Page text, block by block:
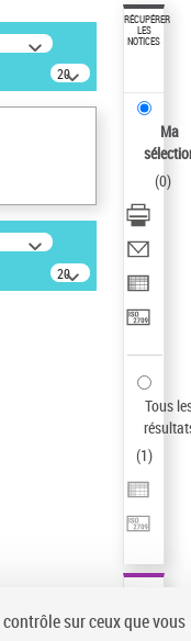
20
résultats/page
20
résultats/page
RÉCUPÉRER
LES
NOTICES
Ma
(0)
Tous
(1)
sur ceux que vous